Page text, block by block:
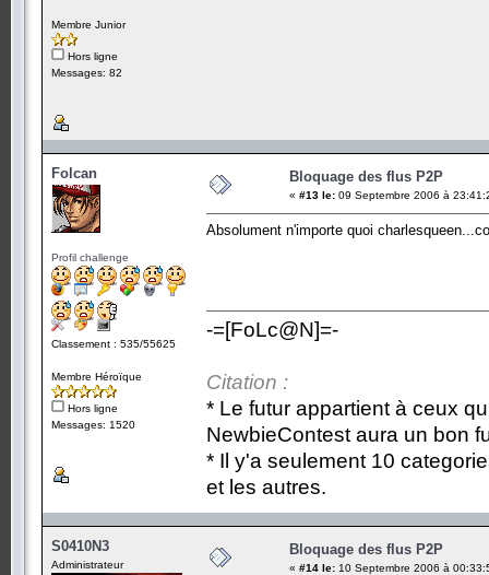
Membre Junior
Hors ligne
Messages: 82
Folcan
Profil challenge
Classement : 535/55625
Membre Héroïque
Hors ligne
Messages: 1520
Bloquage des flus P2P
« #13 le: 09 Septembre 2006 à
Absolument n'importe quoi
-=[FoLc@N]=-
Citation :
* Le futur appartient à ceux
NewbieContest aura un bon
* Il y'a seulement 10
et les autres.
S0410N3
Administrateur
Bloquage des flus P2P
« #14 le: 10 Septembre 2006 à